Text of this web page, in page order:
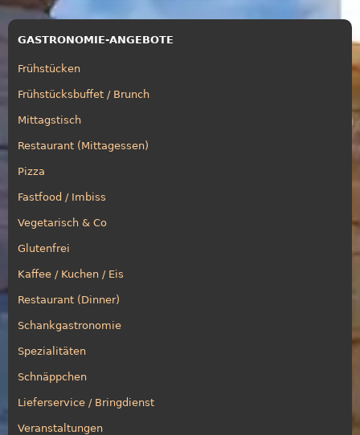
GASTRONOMIE-ANGEBOTE
Frühstücken
Frühstücksbuffet / Brunch
Mittagstisch
Restaurant (Mittagessen)
Pizza
Fastfood / Imbiss
Vegetarisch & Co
Glutenfrei
Kaffee / Kuchen / Eis
Restaurant (Dinner)
Schankgastronomie
Spezialitäten
Schnäppchen
Lieferservice / Bringdienst
Veranstaltungen